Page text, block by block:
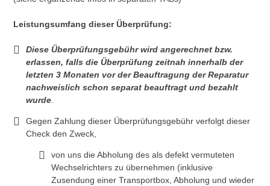
Leistungsumfang dieser Überprüfung:
Diese Überprüfungsgebühr wird angerechnet bzw.
erlassen, falls die Überprüfung zeitnah innerhalb der
letzten 3 Monaten vor der Beauftragung der Reparatur
nachweislich schon separat beauftragt und bezahlt
wurde.
Gegen Zahlung dieser Überprüfungsgebühr verfolgt dieser
Check den Zweck,
von uns die Abholung des als defekt vermuteten
Wechselrichters zu übernehmen (inklusive
Zusendung einer Transportbox, Abholung und wieder